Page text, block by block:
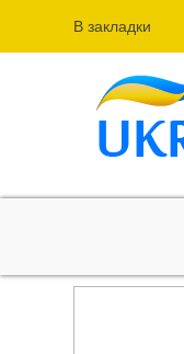
В закладки